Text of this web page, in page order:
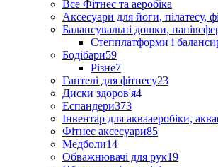
Все Фітнес та аеробіка
Аксесуари для йоги, пілатесу,
Балансувальні дошки,
Степплатформи і
Бодібари59
Різне7
Гантелі для фітнесу23
Диски здоров'я4
Еспандери373
Інвентар для аквааеробіки,
Фітнес аксесуари85
Медболи14
Обважнювачі для рук19